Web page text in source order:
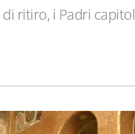
ritiro, i Padri